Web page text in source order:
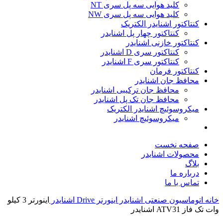
کلید هوایی سه پل سری NT
کلید هوایی سه پل سری NW
کنتاکتور اشنایدر الکتریک
کنتاکتور چهار پل اشنایدر
کنتاکتور خازنی اشنایدر
کنتاکتور سری D اشنایدر
کنتاکتور سری F اشنایدر
کنتاکتور فرمان
محافظ جان اشنایدر
محافظ جان ترکیبی اشنایدر
محافظ جان تک پل اشنایدر
میکروسوئیچ اشنایدر الکتریک
میکروسوئیچ اشنایدر
صفحه نخست
محصولات اشنایدر
بلاگ
درباره ما
تماس با ما
خانه اتوماسیون صنعتی اشنایدر اینورتر Drive اشنایدر
اینورتر 3 کيلو
وات تک فاز ATV31 اشنایدر